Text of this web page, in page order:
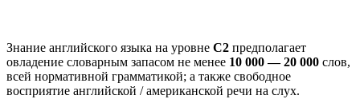
Знание английского языка на уровне С2 предполагает
овладение словарным запасом не менее 10 000 — 20 000 слов,
всей нормативной грамматикой; а также свободное
восприятие английской / американской речи на слух.